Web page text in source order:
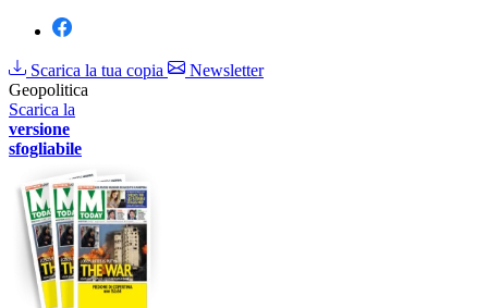
Scarica la tua copia
Newsletter
Geopolitica
Scarica la
versione
sfogliabile